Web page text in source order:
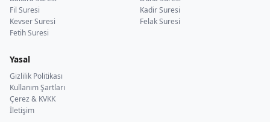
Fil Suresi
Kevser Suresi
Fetih Suresi
Kadir Suresi
Felak Suresi
Yasal
Gizlilik Politikası
Kullanım Şartları
Çerez & KVKK
İletişim